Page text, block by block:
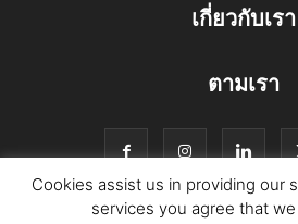
เกี่ยวกับเรา
ตามเรา
Cookies assist us in providing our
services you agree that